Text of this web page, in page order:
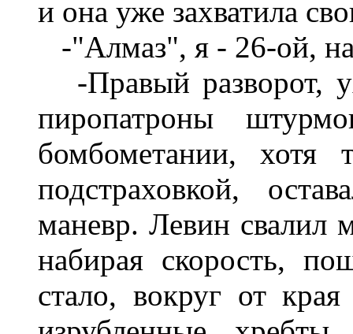
и она уже захватила
-"Алмаз", я - 26-ой,
-Правый разворот,
пиропатроны
бомбометании, хотя
подстраховкой,
маневр. Левин свалил
набирая скорость,
стало, вокруг от